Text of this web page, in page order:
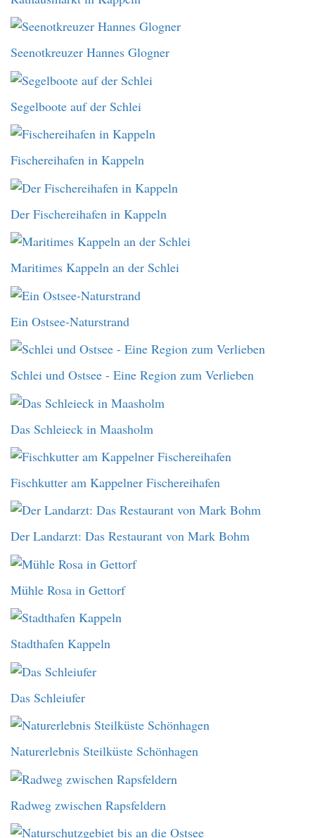
Seenotkreuzer Hannes Glogner
Segelboote auf der Schlei
Fischereihafen in Kappeln
Der Fischereihafen in Kappeln
Maritimes Kappeln an der Schlei
Ein Ostsee-Naturstrand
Schlei und Ostsee - Eine Region zum Verlieben
Das Schleieck in Maasholm
Fischkutter am Kappelner Fischereihafen
Der Landarzt: Das Restaurant von Mark Bohm
Mühle Rosa in Gettorf
Stadthafen Kappeln
Das Schleiufer
Naturerlebnis Steilküste Schönhagen
Radweg zwischen Rapsfeldern